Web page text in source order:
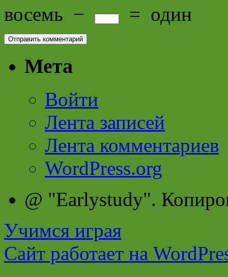
восемь − = один
Мета
Войти
Лента записей
Лента комментариев
WordPress.org
@ "Earlystudy".
Учимся играя
Сайт работает на